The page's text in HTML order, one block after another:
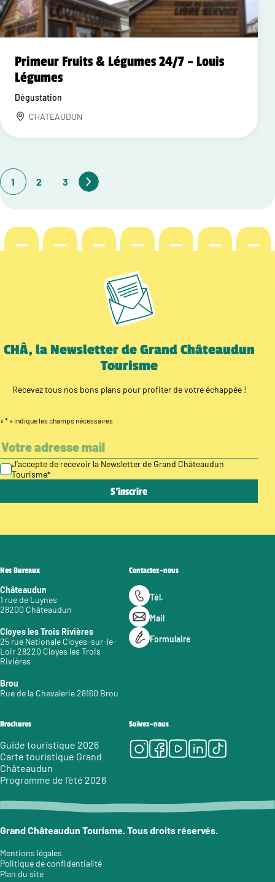
Primeur Fruits & Légumes 24/7 – Louis
Légumes
Dégustation
CHATEAUDUN
1 2 3
CHÂ, la Newsletter de Grand Châteaudun
Tourisme
Recevez tous nos bons plans pour profiter de votre échappée !
« * » indique les champs nécessaires
J’accepte de recevoir la Newsletter de Grand Châteaudun
Tourisme*
Nos Bureaux
Châteaudun
1 rue de Luynes
28200 Châteaudun
Cloyes les Trois Rivières
25 rue Nationale Cloyes-sur-le-
Loir 28220 Cloyes les Trois
Rivières
Brou
Rue de la Chevalerie 28160 Brou
Contactez-nous
Tél.
Mail
Formulaire
Brochures
Guide touristique 2026
Carte touristique Grand
Châteaudun
Programme de l’été 2026
Suivez-nous
Instagram
Facebook
Youtube
LinkedIn
Tiktok
Grand Châteaudun Tourisme. Tous droits réservés.
Mentions légales
Politique de confidentialité
Plan du site